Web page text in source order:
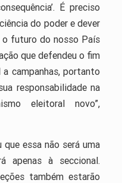
É preciso
do poder e dever
futuro do nosso País
que defendeu o fim
campanhas, portanto
responsabilidade na
eleitoral novo”,
essa não será uma
apenas à seccional.
também estarão